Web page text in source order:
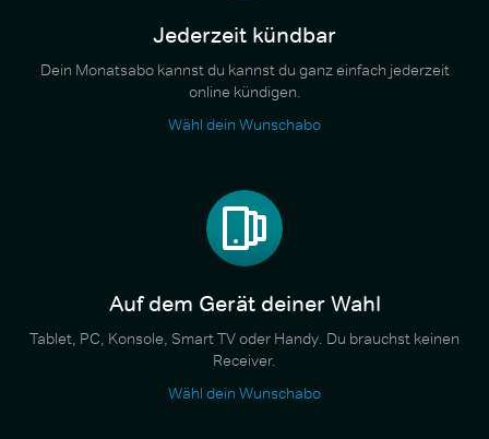
Jederzeit kündbar
Dein Monatsabo kannst du kannst du ganz einfach jederzeit
online kündigen.
Wähl dein Wunschabo
Auf dem Gerät deiner Wahl
Tablet, PC, Konsole, Smart TV oder Handy. Du brauchst keinen
Receiver.
Wähl dein Wunschabo